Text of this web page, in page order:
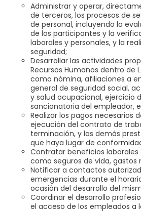
Administrar y operar,
de terceros, los procesos de
de personal, incluyendo la
de los participantes y la
laborales y personales, y la
seguridad;
Desarrollar las actividades
Recursos Humanos dentro de
como nómina, afiliaciones a
general de seguridad social,
y salud ocupacional, ejercicio
sancionatoria del empleador,
Realizar los pagos necesarios
ejecución del contrato de
terminación, y las demás
que haya lugar de
Contratar beneficios
como seguros de vida, gastos
Notificar a contactos
emergencias durante el
ocasión del desarrollo del
Coordinar el desarrollo
el acceso de los empleados a